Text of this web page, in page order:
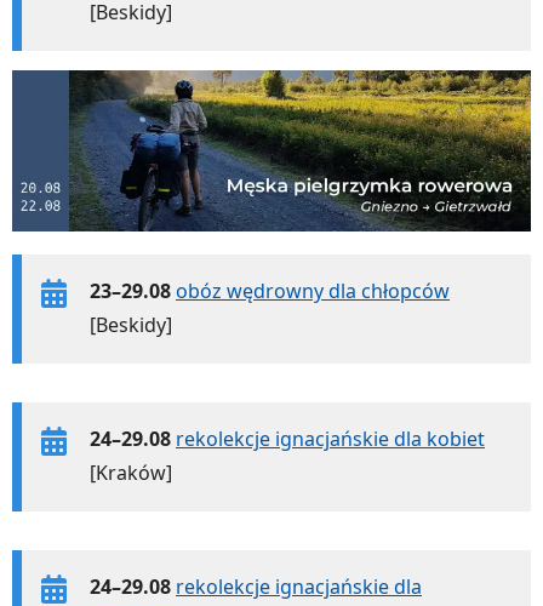
[Beskidy]
23–29.08obóz wędrowny dla chłopców
[Beskidy]
24–29.08 rekolekcje ignacjańskie dla kobiet
[Kraków]
24–29.08 rekolekcje ignacjańskie dla